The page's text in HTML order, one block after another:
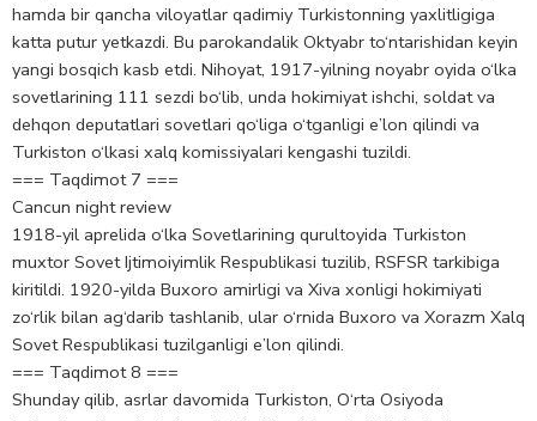
hamda bir qancha viloyatlar qadimiy Turkistonning yaxlitligiga
katta putur yetkazdi. Bu parokandalik Oktyabr to‘ntarishidan keyin
yangi bosqich kasb etdi. Nihoyat, 1917-yilning noyabr oyida o‘lka
sovetlarining 111 sezdi bo‘lib, unda hokimiyat ishchi, soldat va
dehqon deputatlari sovetlari qo‘liga o‘tganligi e’lon qilindi va
Turkiston o‘lkasi xalq komissiyalari kengashi tuzildi.
=== Taqdimot 7 ===
Cancun night review
1918-yil aprelida o‘lka Sovetlarining qurultoyida Turkiston
muxtor Sovet Ijtimoiyimlik Respublikasi tuzilib, RSFSR tarkibiga
kiritildi. 1920-yilda Buxoro amirligi va Xiva xonligi hokimiyati
zo‘rlik bilan ag‘darib tashlanib, ular o‘rnida Buxoro va Xorazm Xalq
Sovet Respublikasi tuzilganligi e’lon qilindi.
=== Taqdimot 8 ===
Shunday qilib, asrlar davomida Turkiston, O‘rta Osiyoda